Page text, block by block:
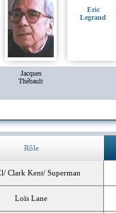
Jacques
Thébault
Eric
Legrand
Rôle
Clark Kent/ Superman
Loïs Lane